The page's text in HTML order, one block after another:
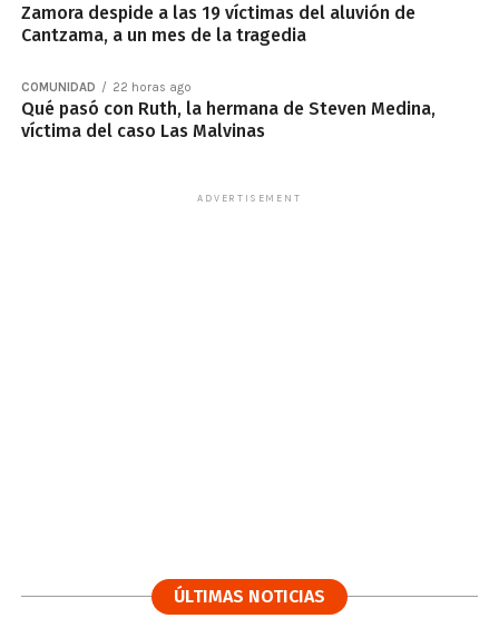
Zamora despide a las 19 víctimas del aluvión de
Cantzama, a un mes de la tragedia
COMUNIDAD 22 horas ago
Qué pasó con Ruth, la hermana de Steven Medina,
víctima del caso Las Malvinas
ADVERTISEMENT
ÚLTIMAS NOTICIAS